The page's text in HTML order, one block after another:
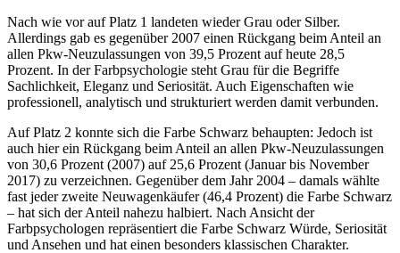
Nach wie vor auf Platz 1 landeten wieder Grau oder Silber.
Allerdings gab es gegenüber 2007 einen Rückgang beim Anteil an
allen Pkw-Neuzulassungen von 39,5 Prozent auf heute 28,5
Prozent. In der Farbpsychologie steht Grau für die Begriffe
Sachlichkeit, Eleganz und Seriosität. Auch Eigenschaften wie
professionell, analytisch und strukturiert werden damit verbunden.
Auf Platz 2 konnte sich die Farbe Schwarz behaupten: Jedoch ist
auch hier ein Rückgang beim Anteil an allen Pkw-Neuzulassungen
von 30,6 Prozent (2007) auf 25,6 Prozent (Januar bis November
2017) zu verzeichnen. Gegenüber dem Jahr 2004 – damals wählte
fast jeder zweite Neuwagenkäufer (46,4 Prozent) die Farbe Schwarz
– hat sich der Anteil nahezu halbiert. Nach Ansicht der
Farbpsychologen repräsentiert die Farbe Schwarz Würde, Seriosität
und Ansehen und hat einen besonders klassischen Charakter.